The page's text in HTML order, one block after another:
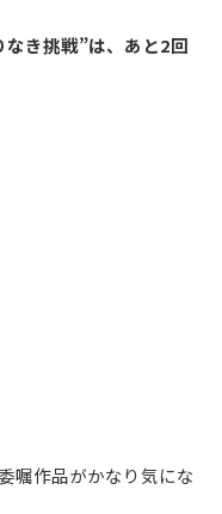
き挑戦”は、あと2回
嘱作品がかなり気にな